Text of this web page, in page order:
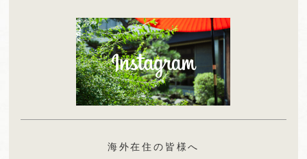
海外在住の皆様へ